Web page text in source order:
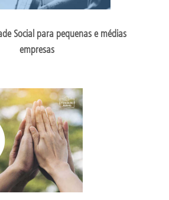
Social para pequenas e médias
empresas